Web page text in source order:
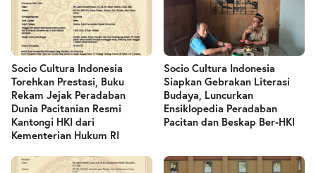
Socio Cultura Indonesia
Torehkan Prestasi, Buku
Rekam Jejak Peradaban
Dunia Pacitanian Resmi
Kantongi HKI dari
Kementerian Hukum RI
Socio Cultura Indonesia
Siapkan Gebrakan Literasi
Budaya, Luncurkan
Ensiklopedia Peradaban
Pacitan dan Beskap Ber-HKI